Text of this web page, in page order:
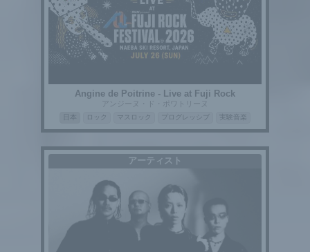
Angine de Poitrine - Live at Fuji Rock
アンジーヌ・ド・ポワトリーヌ
ロック マスロック プログレッシブ 実験音楽
アーティスト